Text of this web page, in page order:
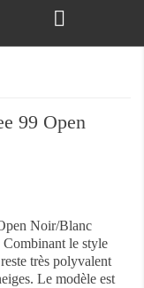
99 Open
Noir/Blanc
Combinant le style
très polyvalent
Le modèle est